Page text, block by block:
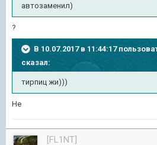
автозаменил)
?
В 10.07.2017 в 11:44:17
сказал:
тирпиц жи)))
Не
[FL1NT]